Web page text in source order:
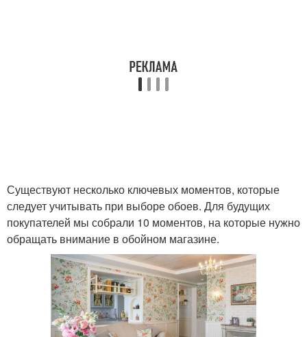
Существуют несколько ключевых моментов, которые
следует учитывать при выборе обоев. Для будущих
покупателей мы собрали 10 моментов, на которые нужно
обращать внимание в обойном магазине.